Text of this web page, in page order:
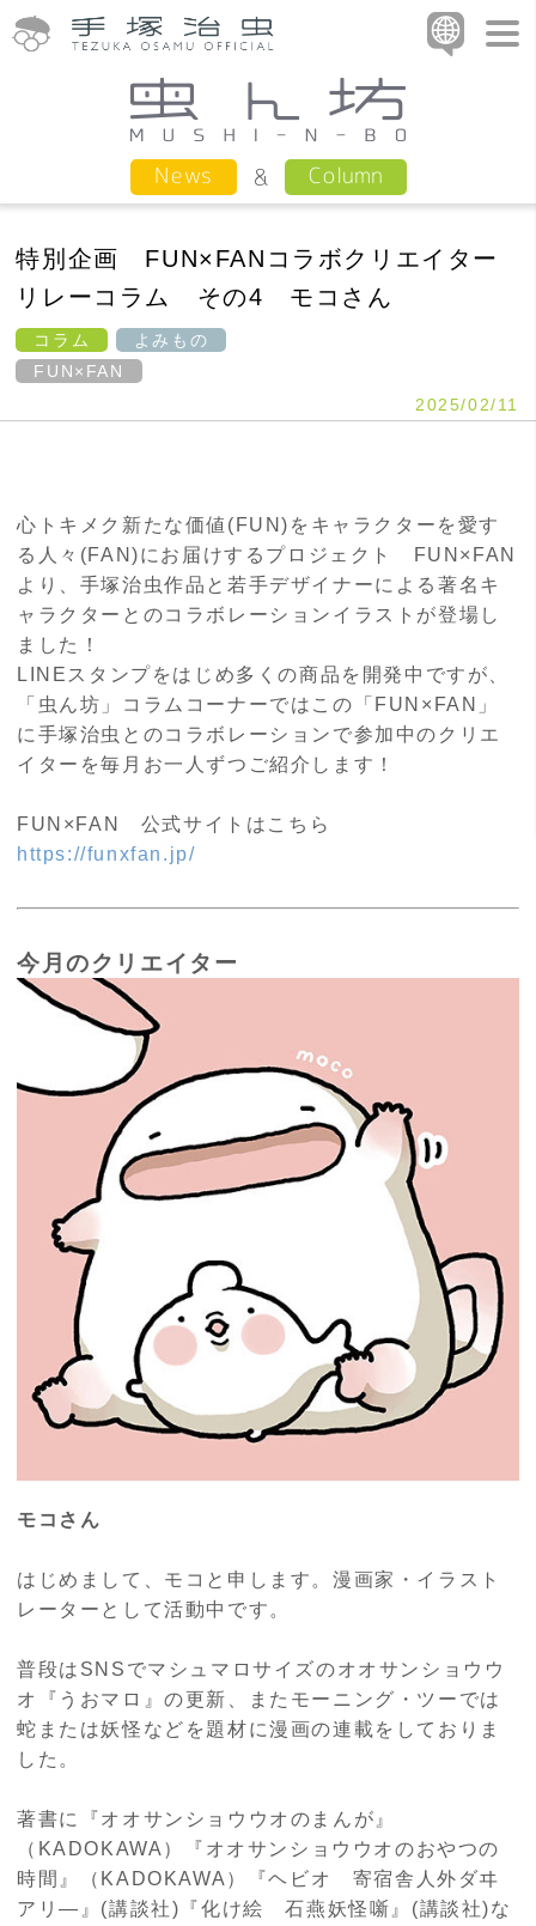
News Column
特別企画 FUN×FANコラボクリエイター
リレーコラム その4 モコさん
コラム
よみもの
FUN×FAN
2025/02/11
心トキメク新たな価値 (FUN) をキャラクターを愛す
る人々 (FAN)にお届けするプロジェクト FUN × FAN
より、手塚治虫作品と若手デザイナーによる著名キ
ャラクターとのコラボレーションイラストが登場し
ました！
LINEスタンプをはじめ多くの商品を開発中ですが、
「虫ん坊」コラムコーナーではこの「 FUN × FAN 」
に手塚治虫とのコラボレーションで参加中のクリエ
イターを毎月お一人ずつご紹介します！
FUN× FAN
公式サイトはこちら
https://funxfan.jp/
今月のクリエイター
モコさん
はじめまして、モコと申します。漫画家・イラスト
レーターとして活動中です。
普段はSNSでマシュマロサイズのオオサンショウウ
オ『うおマロ』の更新、またモーニング・ツーでは
蛇または妖怪などを題材に漫画の連載をしておりま
した。
著書に『オオサンショウウオのまんが』
（KADOKAWA）『オオサンショウウオのおやつの
時間』（KADOKAWA）『ヘビオ 寄宿舎人外ダヰ
アリ―』(講談社)『化け絵 石燕妖怪噺』(講談社)な